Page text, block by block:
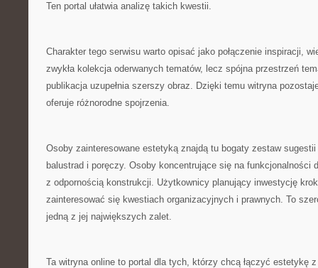
Ten portal ułatwia analizę takich kwestii.
Charakter tego serwisu warto opisać jako połączenie inspiracji,
zwykła kolekcja oderwanych tematów, lecz spójna przestrzeń
publikacja uzupełnia szerszy obraz. Dzięki temu witryna
oferuje różnorodne spojrzenia.
Osoby zainteresowane estetyką znajdą tu bogaty zestaw
balustrad i poręczy. Osoby koncentrujące się na funkcjonalności
z odpornością konstrukcji. Użytkownicy planujący inwestycję
zainteresować się kwestiach organizacyjnych i prawnych. To
jedną z jej największych zalet.
Ta witryna online to portal dla tych, którzy chcą łączyć estetykę